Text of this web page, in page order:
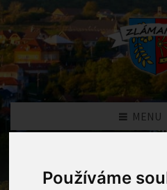
Používáme
MENU
Fotogalerie